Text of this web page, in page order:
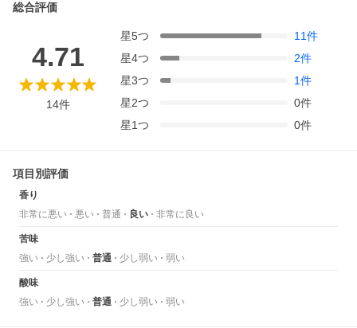
総合評価
4.71
14件
星5つ 11件
星4つ 2件
星3つ 1件
星2つ 0件
星1つ 0件
項目別評価
香り
非常に悪い
悪い 普通 良い 非常に良い
苦味
強い
少し強い 普通 少し弱い 弱い
酸味
強い
少し強い 普通 少し弱い 弱い